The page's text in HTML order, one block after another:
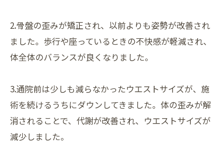
2.骨盤の歪みが矯正され、以前よりも姿勢が改善され
ました。歩行や座っているときの不快感が軽減され、
体全体のバランスが良くなりました。
3.通院前は少しも減らなかったウエストサイズが、施
術を続けるうちにダウンしてきました。体の歪みが解
消されることで、代謝が改善され、ウエストサイズが
減少しました。